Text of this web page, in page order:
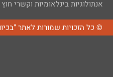
אנתולוגיות בינלאומיות וקשרי
© כל הזכויות שמורות לאתר "בכיוון הרוח" - 2011